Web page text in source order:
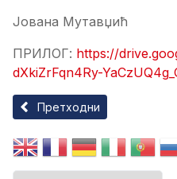
Јована Мутавџић
ПРИЛОГ: https://
dXkiZrFqn4Ry-
Претходни чланак:
Претходни